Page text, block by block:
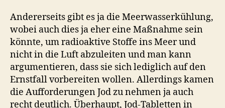
Andererseits gibt es ja die Meerwasserkühlung,
wobei auch dies ja eher eine Maßnahme sein
könnte, um radioaktive Stoffe ins Meer und
nicht in die Luft abzuleiten und man kann
argumentieren, dass sie sich lediglich auf den
Ernstfall vorbereiten wollen. Allerdings kamen
die Aufforderungen Jod zu nehmen ja auch
recht deutlich. Überhaupt, Jod-Tabletten in